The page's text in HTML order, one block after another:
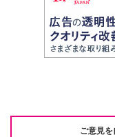
ご意見を